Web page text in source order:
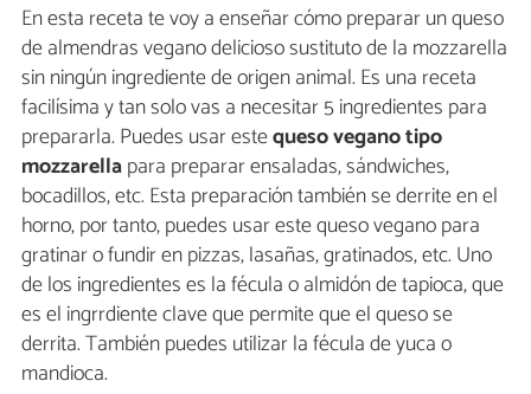
En esta receta te voy a enseñar cómo preparar un queso
de almendras vegano delicioso sustituto de la mozzarella
sin ningún ingrediente de origen animal. Es una receta
facilísima y tan solo vas a necesitar 5 ingredientes para
prepararla. Puedes usar estequeso vegano tipo
mozzarellapara preparar ensaladas, sándwiches,
bocadillos, etc. Esta preparación también se derrite en el
horno, por tanto, puedes usar este queso vegano para
gratinar o fundir en pizzas, lasañas, gratinados, etc. Uno
de los ingredientes es la fécula o almidón de tapioca, que
es el ingrrdiente clave que permite que el queso se
derrita. También puedes utilizar la fécula de yuca o
mandioca.